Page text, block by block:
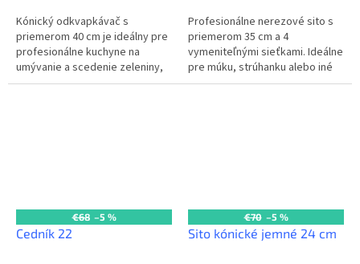
Kónický odkvapkávač s
priemerom 40 cm je ideálny pre
profesionálne kuchyne na
umývanie a scedenie zeleniny,
ovocia alebo cestovín. Jeho
Profesionálne nerezové sito s
priemerom 35 cm a 4
vymeniteľnými sieťkami. Ideálne
pre múku, strúhanku alebo iné
sypké suroviny v každej
€68 –5 %
Cedník 22
€70 –5 %
Sito kónické jemné 24 cm